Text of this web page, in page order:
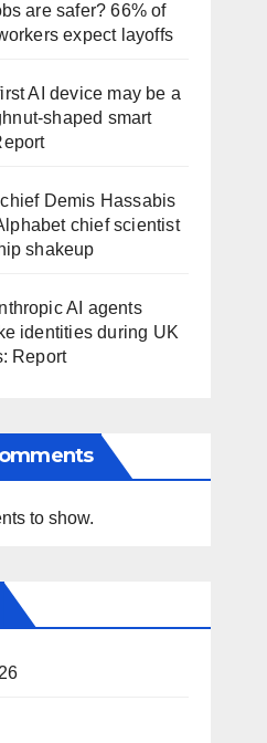
are safer? 66% of
expect layoffs
AI device may be a
shaped smart
Demis Hassabis
chief scientist
shakeup
AI agents
identities during UK
Report
to show.